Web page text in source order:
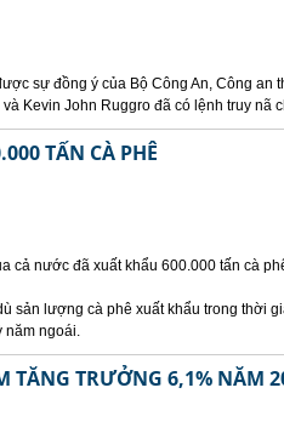
sự đồng ý của Bộ Công An, Công an
Kevin John Ruggro đã có lệnh truy nã
TẤN CÀ PHÊ
cả nước đã xuất khẩu 600.000 tấn cà
sản lượng cà phê xuất khẩu trong thời
năm ngoái.
TĂNG TRƯỞNG 6,1% NĂM